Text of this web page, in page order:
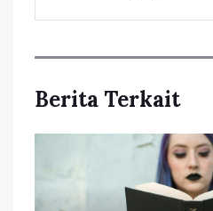
Berita Terkait